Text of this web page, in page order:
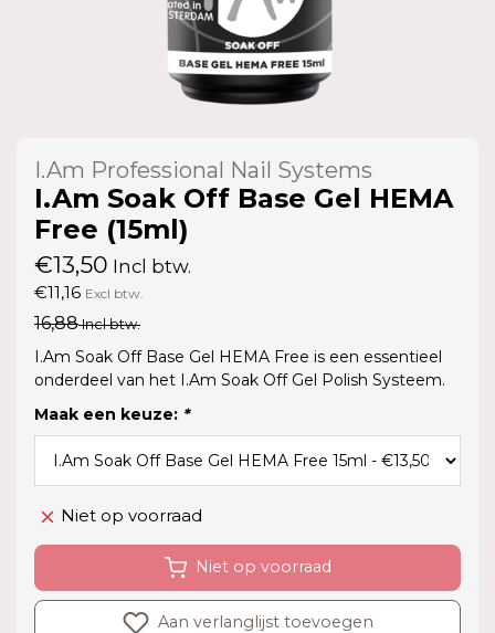
I.Am Professional Nail Systems
I.Am Soak Off Base Gel HEMA
Free (15ml)
€13,50 Incl btw.
€11,16 Excl btw.
16,88Incl btw.
I.Am Soak Off Base Gel HEMA Free is een essentieel
onderdeel van het I.Am Soak Off Gel Polish Systeem.
Maak een keuze: *
Niet op voorraad
Niet op voorraad
Aan verlanglijst toevoegen